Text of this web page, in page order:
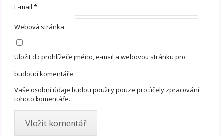
E-mail*
Webová stránka
Uložit do prohlížeče jméno, e-mail a webovou stránku pro
budoucí komentáře.
Vaše osobní údaje budou použity pouze pro účely zpracování
tohoto komentáře.